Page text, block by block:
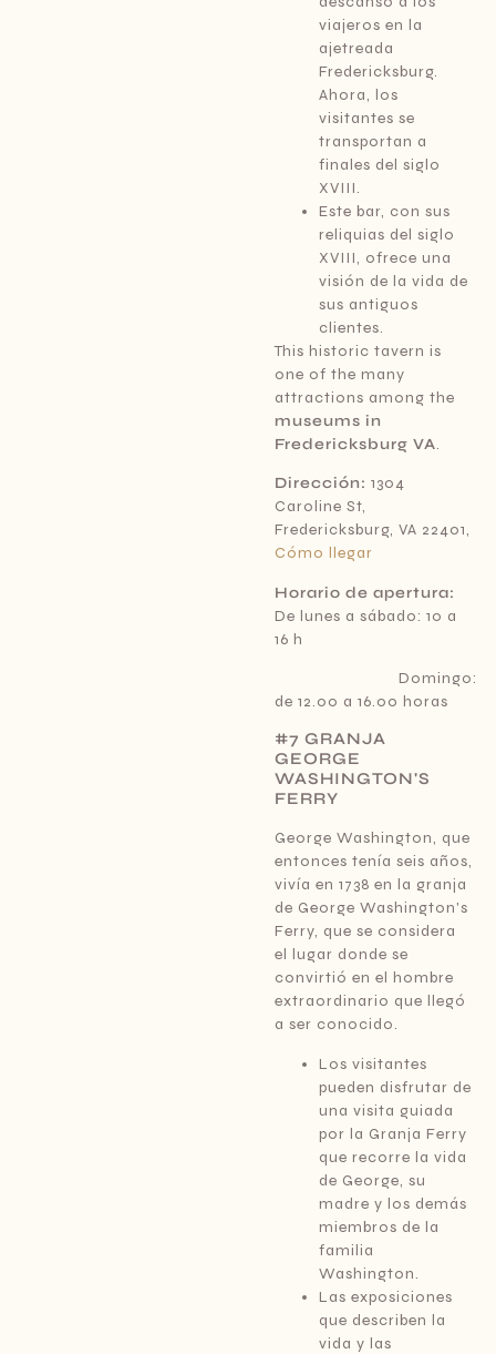
viajeros en la
ajetreada
Fredericksburg.
Ahora, los
visitantes se
transportan a
finales del siglo
XVIII.
Este bar, con sus
reliquias del siglo
XVIII, ofrece una
visión de la vida de
sus antiguos
clientes.
This historic tavern is
one of the many
attractions among the
museums in
Fredericksburg VA.
Dirección: 1304
Caroline St,
Fredericksburg, VA 22401,
Cómo llegar
Horario de apertura:
De lunes a sábado: 10 a
16 h
Domingo:
de 12.00 a 16.00 horas
#7 GRANJA
GEORGE
WASHINGTON'S
FERRY
George Washington, que
entonces tenía seis años,
vivía en 1738 en la granja
de George Washington's
Ferry, que se considera
el lugar donde se
convirtió en el hombre
extraordinario que llegó
a ser conocido.
Los visitantes
pueden disfrutar de
una visita guiada
por la Granja Ferry
que recorre la vida
de George, su
madre y los demás
miembros de la
familia
Washington.
Las exposiciones
que describen la
vida y las